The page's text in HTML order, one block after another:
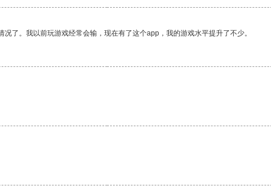
了。我以前玩游戏经常会输，现在有了这个app，我的游戏水平提升了不少。